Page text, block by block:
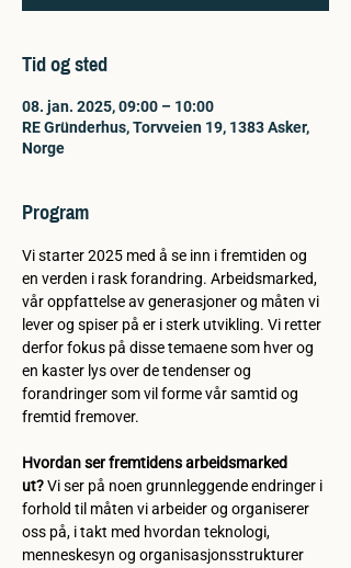
Tid og sted
08. jan. 2025, 09:00 – 10:00
RE Gründerhus, Torvveien 19, 1383 Asker,
Norge
Program
Vi starter 2025 med å se inn i fremtiden og
en verden i rask forandring. Arbeidsmarked,
vår oppfattelse av generasjoner og måten vi
lever og spiser på er i sterk utvikling. Vi retter
derfor fokus på disse temaene som hver og
en kaster lys over de tendenser og
forandringer som vil forme vår samtid og
fremtid fremover.
Hvordan ser fremtidens arbeidsmarked
ut? Vi ser på noen grunnleggende endringer i
forhold til måten vi arbeider og organiserer
oss på, i takt med hvordan teknologi,
menneskesyn og organisasjonsstrukturer